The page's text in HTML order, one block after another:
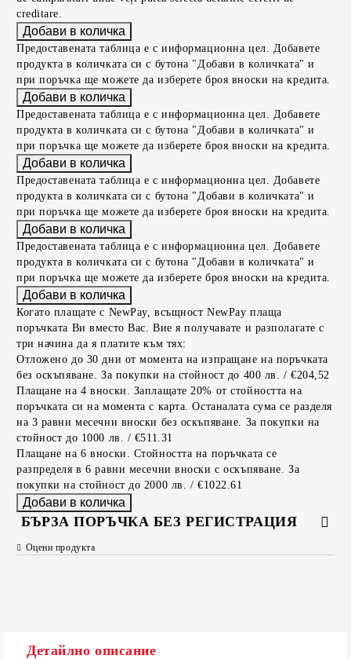
creditare.
Предоставената таблица е с информационна цел. Добавете
продукта в количката си с бутона "Добави в количката" и
при поръчка ще можете да изберете броя вноски на кредита.
Предоставената таблица е с информационна цел. Добавете
продукта в количката си с бутона "Добави в количката" и
при поръчка ще можете да изберете броя вноски на кредита.
Предоставената таблица е с информационна цел. Добавете
продукта в количката си с бутона "Добави в количката" и
при поръчка ще можете да изберете броя вноски на кредита.
Предоставената таблица е с информационна цел. Добавете
продукта в количката си с бутона "Добави в количката" и
при поръчка ще можете да изберете броя вноски на кредита.
Когато плащате с NewPay, всъщност NewPay плаща
поръчката Ви вместо Вас. Вие я получавате и разполагате с
три начина да я платите към тях:
Отложено до 30 дни от момента на изпращане на поръчката
без оскъпяване. За покупки на стойност до 400 лв. / €204,52
Плащане на 4 вноски. Заплащате 20% от стойността на
поръчката си на момента с карта. Останалата сума се разделя
на 3 равни месечни вноски без оскъпяване. За покупки на
стойност до 1000 лв. / €511.31
Плащане на 6 вноски. Стойността на поръчката се
разпределя в 6 равни месечни вноски с оскъпяване. За
покупки на стойност до 2000 лв. / €1022.61
БЪРЗА ПОРЪЧКА БЕЗ РЕГИСТРАЦИЯ
Съгласен съм с
Оцени продукта
Детайлно описание